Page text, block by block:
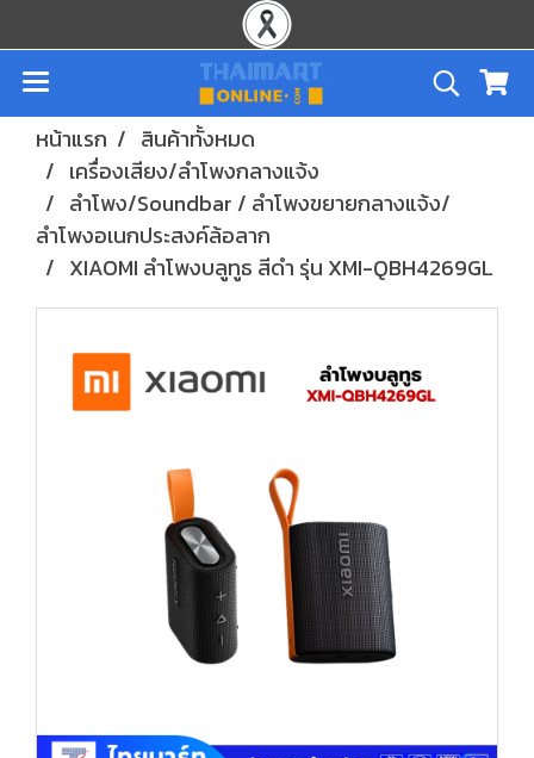
หน้าแรก
สินค้าทั้งหมด
เครื่องเสียง/ลำโพงกลางแจ้ง
ลำโพง/Soundbar / ลำโพงขยายกลางแจ้ง/
ลำโพงอเนกประสงค์ล้อลาก
XIAOMI ลำโพงบลูทูธ สีดำ รุ่น XMI-QBH4269GL